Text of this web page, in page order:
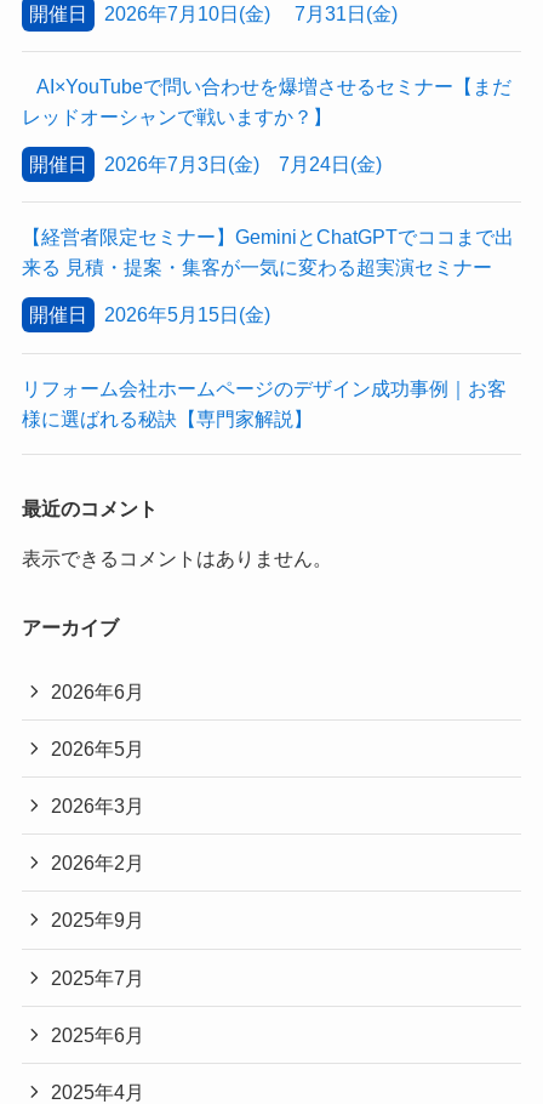
開催日 2026年7月10日(金) 7月31日(金)
AI×YouTubeで問い合わせを爆増させるセミナー【まだ
レッドオーシャンで戦いますか？】
開催日 2026年7月3日(金) 7月24日(金)
【経営者限定セミナー】GeminiとChatGPTでココまで出
来る 見積・提案・集客が一気に変わる超実演セミナー
開催日 2026年5月15日(金)
リフォーム会社ホームページのデザイン成功事例｜お客
様に選ばれる秘訣【専門家解説】
最近のコメント
表示できるコメントはありません。
アーカイブ
2026年6月
2026年5月
2026年3月
2026年2月
2025年9月
2025年7月
2025年6月
2025年4月